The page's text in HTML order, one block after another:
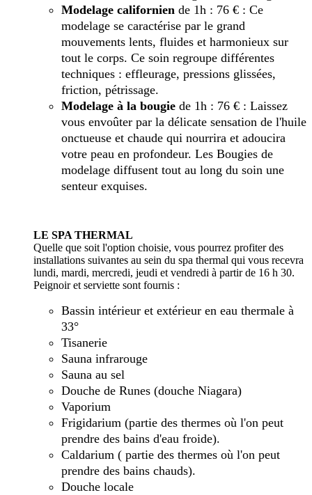
Modelage californien de 1h : 76 € : Ce
modelage se caractérise par le grand
mouvements lents, fluides et harmonieux sur
tout le corps. Ce soin regroupe différentes
techniques : effleurage, pressions glissées,
friction, pétrissage.
Modelage à la bougie de 1h : 76 € : Laissez
vous envoûter par la délicate sensation de l'huile
onctueuse et chaude qui nourrira et adoucira
votre peau en profondeur. Les Bougies de
modelage diffusent tout au long du soin une
senteur exquises.
LE SPA THERMAL
Quelle que soit l'option choisie, vous pourrez profiter des
installations suivantes au sein du spa thermal qui vous recevra
lundi, mardi, mercredi, jeudi et vendredi à partir de 16 h 30.
Peignoir et serviette sont fournis :
Bassin intérieur et extérieur en eau thermale à
33°
Tisanerie
Sauna infrarouge
Sauna au sel
Douche de Runes (douche Niagara)
Vaporium
Frigidarium (partie des thermes où l'on peut
prendre des bains d'eau froide).
Caldarium ( partie des thermes où l'on peut
prendre des bains chauds).
Douche locale